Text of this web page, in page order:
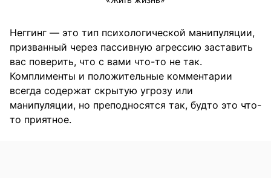
Неггинг — это тип психологической манипуляции,
призванный через пассивную агрессию заставить
вас поверить, что с вами что-то не так.
Комплименты и положительные комментарии
всегда содержат скрытую угрозу или
манипуляции, но преподносятся так, будто это что-
то приятное.